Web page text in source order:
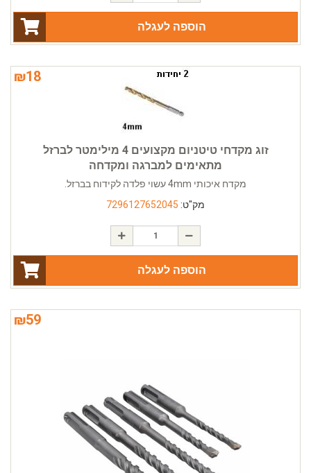
הוספה לעגלה
₪18
זוג מקדחי טיטניום מקצועים 4 מילימטר לברזל
מתאימים למברגה ומקדחה
מקדח איכותי 4mm עשוי פלדה לקידוח בברזל.
מק"ט: 7296127652045
הוספה לעגלה
₪59